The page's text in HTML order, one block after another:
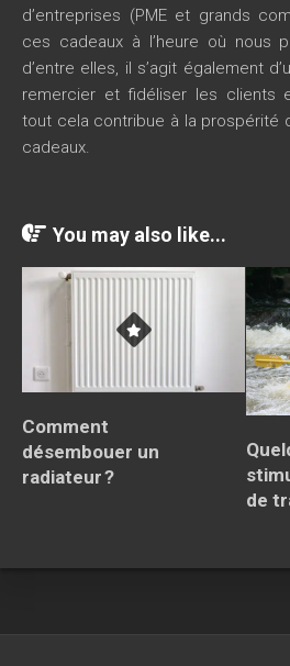
d’entreprises (PME et grands
ces cadeaux à l’heure où nous
d’entre elles, il s’agit également
remercier et fidéliser les clients
tout cela contribue à la prospérité
cadeaux.
You may also like...
Comment
désembouer un
radiateur ?
de